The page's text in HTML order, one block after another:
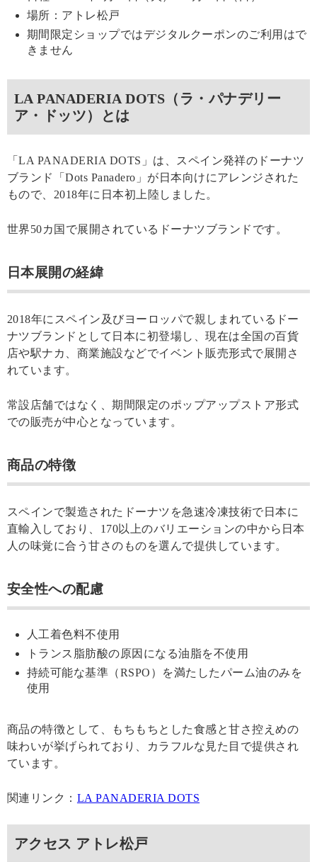
場所：アトレ松戸
期間限定ショップではデジタルクーポンのご利用はで
きません
LA PANADERIA DOTS（ラ・パナデリー
ア・ドッツ）とは
「LA PANADERIA DOTS」は、スペイン発祥のドーナツ
ブランド「Dots Panadero」が日本向けにアレンジされた
もので、2018年に日本初上陸しました。
世界50カ国で展開されているドーナツブランドです。
日本展開の経緯
2018年にスペイン及びヨーロッパで親しまれているドー
ナツブランドとして日本に初登場し、現在は全国の百貨
店や駅ナカ、商業施設などでイベント販売形式で展開さ
れています。
常設店舗ではなく、期間限定のポップアップストア形式
での販売が中心となっています。
商品の特徴
スペインで製造されたドーナツを急速冷凍技術で日本に
直輸入しており、170以上のバリエーションの中から日本
人の味覚に合う甘さのものを選んで提供しています。
安全性への配慮
人工着色料不使用
トランス脂肪酸の原因になる油脂を不使用
持続可能な基準（RSPO）を満たしたパーム油のみを
使用
商品の特徴として、もちもちとした食感と甘さ控えめの
味わいが挙げられており、カラフルな見た目で提供され
ています。
関連リンク： LA PANADERIA DOTS
アクセス アトレ松戸